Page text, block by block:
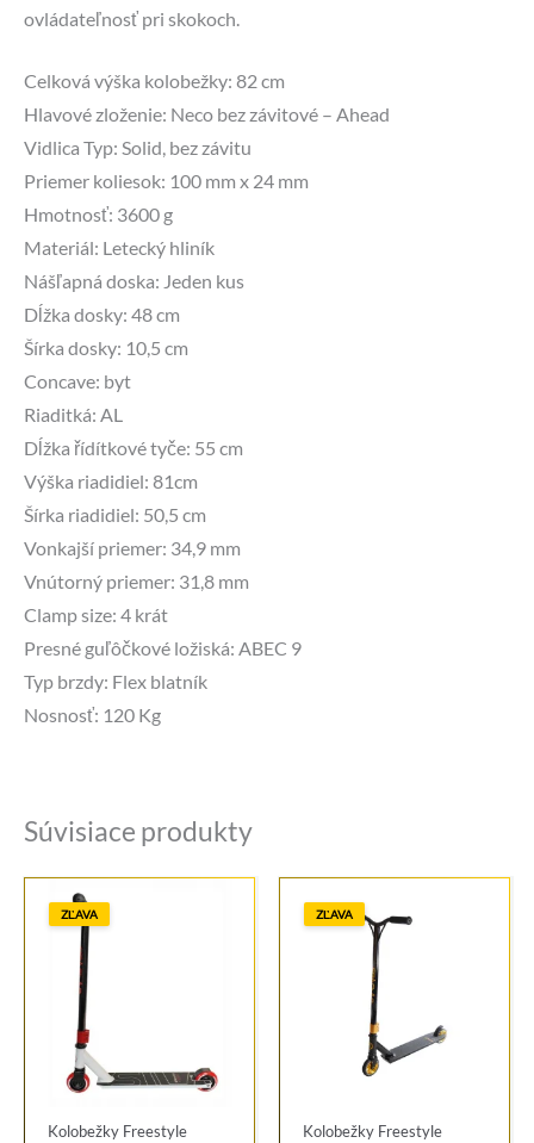
ovládateľnosť pri skokoch.
Celková výška kolobežky: 82 cm
Hlavové zloženie: Neco bez závitové – Ahead
Vidlica Typ: Solid, bez závitu
Priemer koliesok: 100 mm x 24 mm
Hmotnosť: 3600 g
Materiál: Letecký hliník
Nášľapná doska: Jeden kus
Dĺžka dosky: 48 cm
Šírka dosky: 10,5 cm
Concave: byt
Riaditká: AL
Dĺžka řídítkové tyče: 55 cm
Výška riadidiel: 81cm
Šírka riadidiel: 50,5 cm
Vonkajší priemer: 34,9 mm
Vnútorný priemer: 31,8 mm
Clamp size: 4 krát
Presné guľôčkové ložiská: ABEC 9
Typ brzdy: Flex blatník
Nosnosť: 120 Kg
Súvisiace produkty
ZĽAVA
Kolobežky Freestyle
ZĽAVA
Kolobežky Freestyle